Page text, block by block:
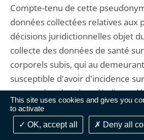
This site uses cookies and gives you
to activate
OK, accept all
Deny all
Compte-tenu de cette
données collectées relatives aux
décisions juridictionnelles objet
collecte des données de santé
corporels subis, qui au
susceptible d'avoir d'incidence
concernées dont le préjudice a
ne saurait être regardée comme
au regard de l'objectif d'intérêt